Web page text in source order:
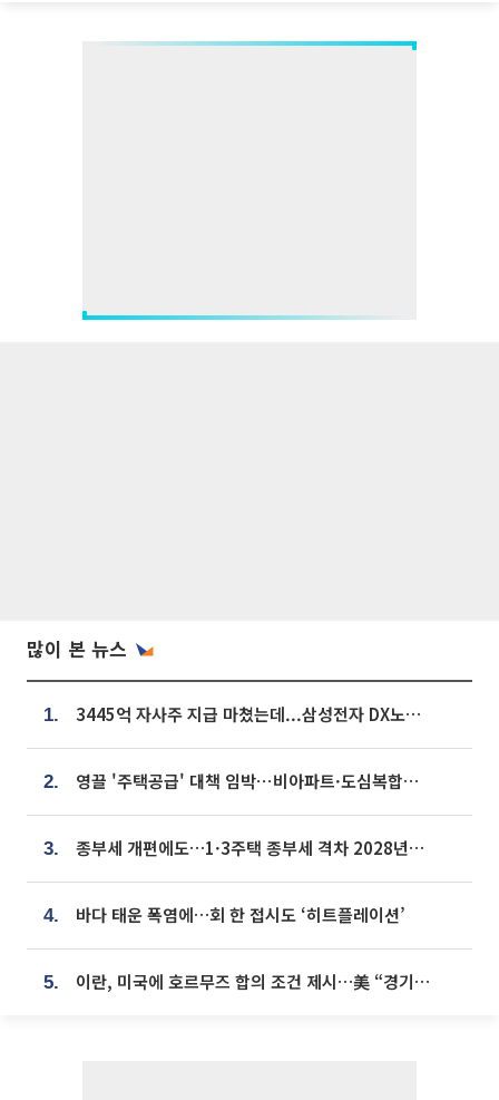
많이 본 뉴스
1. 3445억 자사주 지급 마쳤는데...삼성전자 DX노조, 뒤늦은 '떼쓰기 집회'
2. 영끌 '주택공급' 대책 임박⋯비아파트·도심복합까지 총동원
3. 종부세 개편에도…1·3주택 종부세 격차 2028년부터 확대
4. 바다 태운 폭염에…회 한 접시도 ‘히트플레이션’
5. 이란, 미국에 호르무즈 합의 조건 제시…美 “경기 아직 안 끝나” [종합]